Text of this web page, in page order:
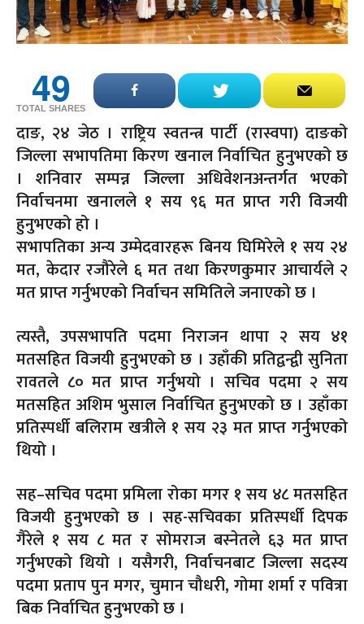
49
TOTAL SHARES
दाङ, २४ जेठ । राष्ट्रिय स्वतन्त्र पार्टी (रास्वपा) दाङको
जिल्ला सभापतिमा किरण खनाल निर्वाचित हुनुभएको छ
। शनिवार सम्पन्न जिल्ला अधिवेशनअन्तर्गत भएको
निर्वाचनमा खनालले १ सय ९६ मत प्राप्त गरी विजयी
हुनुभएको हो ।
​सभापतिका अन्य उम्मेदवारहरू बिनय घिमिरेले १ सय २४
मत, केदार रजौरेले ६ मत तथा किरणकुमार आचार्यले २
मत प्राप्त गर्नुभएको निर्वाचन समितिले जनाएको छ ।
​त्यस्तै, उपसभापति पदमा निराजन थापा २ सय ४१
मतसहित विजयी हुनुभएको छ । उहाँकी प्रतिद्वन्द्वी सुनिता
रावतले ८० मत प्राप्त गर्नुभयो । सचिव पदमा २ सय
मतसहित अशिम भुसाल निर्वाचित हुनुभएको छ । उहाँका
प्रतिस्पर्धी बलिराम खत्रीले १ सय २३ मत प्राप्त गर्नुभएको
थियो ।
सह–सचिव पदमा प्रमिला रोका मगर १ सय ४८ मतसहित
विजयी हुनुभएको छ । सह-सचिवका प्रतिस्पर्धी दिपक
गैरेले १ सय ८ मत र सोमराज बस्नेतले ६३ मत प्राप्त
गर्नुभएको थियो । यसैगरी, निर्वाचनबाट जिल्ला सदस्य
पदमा प्रताप पुन मगर, चुमान चौधरी, गोमा शर्मा र पवित्रा
बिक निर्वाचित हुनुभएको छ ।